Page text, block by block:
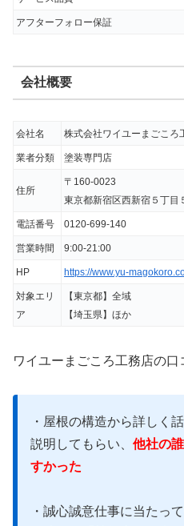
我が家は屋根と外壁塗装
の色に関しては良い色だ
身その様な仕上がりを希
当たっていただきました
教えてくださり交換しま
と教えてくださって本当
た。
知識.対応の速さ.技術力
アフターフォロー保証
会社概要
会社名 株式会社ワイユーまごころ
業者分類 塗装専門店
住所
〒160-0023
東京都新宿区西新宿５丁目
電話番号 0120-699-140
営業時間 9:00-21:00
HP https://www.yu-
対象エリ
ア
【東京都】全域
【埼玉県】ほか
ワイユーまごころ工務店の口
・屋根の構造から詳しく
説明してもらい、 他社の
すかった
・誠心誠意仕事に当たっ